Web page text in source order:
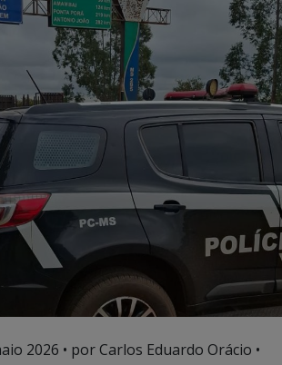
2026 • por Carlos Eduardo Orácio •